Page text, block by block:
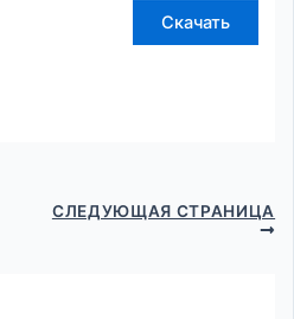
Скачать
СЛЕДУЮЩАЯ СТРАНИЦА